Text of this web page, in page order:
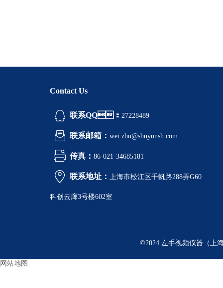
Contact Us
联系QQ： 27228489
联系邮箱： wei.zhu@shuyunsh.com
传真： 86-021-34685181
联系地址： 上海市松江区千帆路288弄G60
科创云廊3号楼602室
©2024 左手视频仪器（上海
网站地图